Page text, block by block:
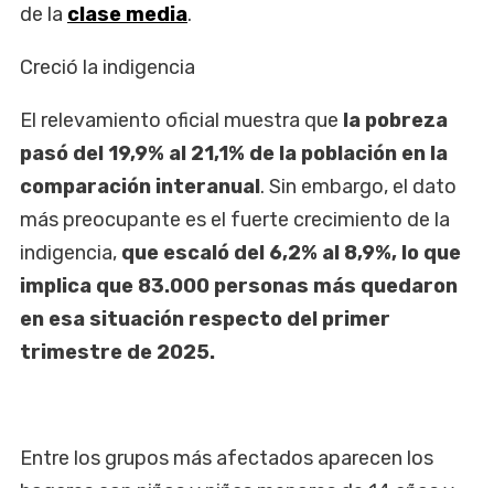
de la clase media.
Creció la indigencia
El relevamiento oficial muestra que la pobreza
pasó del 19,9% al 21,1% de la población en la
comparación interanual. Sin embargo, el dato
más preocupante es el fuerte crecimiento de la
indigencia, que escaló del 6,2% al 8,9%, lo que
implica que 83.000 personas más quedaron
en esa situación respecto del primer
trimestre de 2025.
Entre los grupos más afectados aparecen los